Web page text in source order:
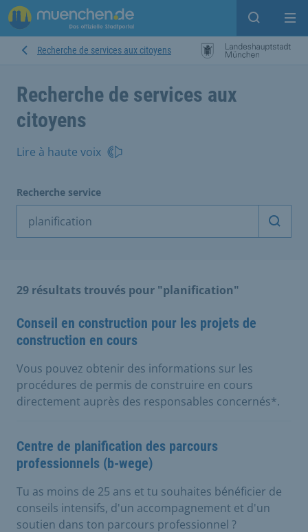
Open
Recherche de services aux citoyens
Recherche de services aux
citoyens
Lire à haute voix
Recherche service
29 résultats trouvés pour "planification"
Conseil en construction pour les projets de
construction en cours
Vous pouvez obtenir des informations sur les
procédures de permis de construire en cours
directement auprès des responsables concernés*.
Centre de planification des parcours
professionnels (b-wege)
Tu as moins de 25 ans et tu souhaites bénéficier de
conseils intensifs, d'un accompagnement et d'un
soutien dans ton parcours professionnel ?